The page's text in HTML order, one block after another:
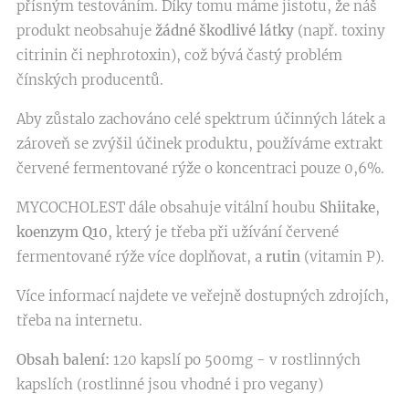
přísným testováním. Díky tomu máme jistotu, že náš
produkt neobsahuje žádné škodlivé látky (např. toxiny
citrinin či nephrotoxin), což bývá častý problém
čínských producentů.
Aby zůstalo zachováno celé spektrum účinných látek a
zároveň se zvýšil účinek produktu, používáme extrakt
červené fermentované rýže o koncentraci pouze 0,6%.
MYCOCHOLEST dále obsahuje vitální houbu Shiitake,
koenzym Q10, který je třeba při užívání červené
fermentované rýže více doplňovat, a rutin (vitamin P).
Více informací najdete ve veřejně dostupných zdrojích,
třeba na internetu.
Obsah balení: 120 kapslí po 500mg - v rostlinných
kapslích (rostlinné jsou vhodné i pro vegany)